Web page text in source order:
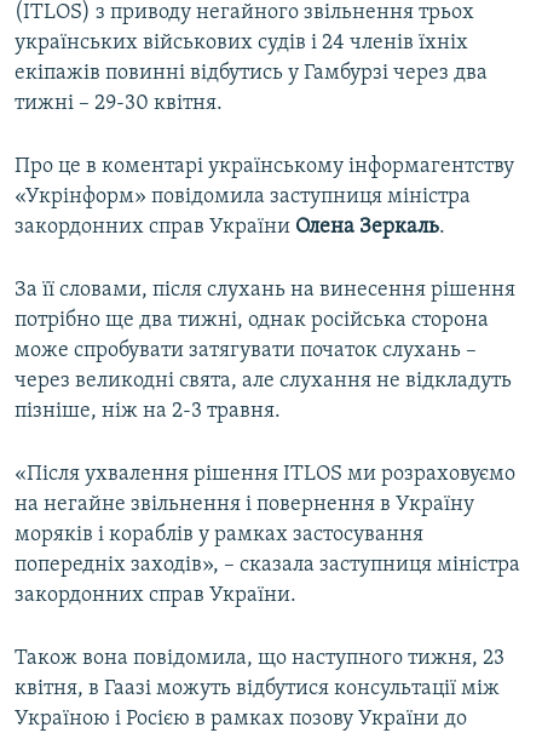
Усі сайти RFE/RL
(ITLOS) з приводу негайного звільнення трьох
українських військових судів і 24 членів їхніх
екіпажів повинні відбутись у Гамбурзі через два
тижні – 29-30 квітня.
Про це в коментарі українському інформагентству
«Укрінформ» повідомила заступниця міністра
закордонних справ України Олена Зеркаль.
За її словами, після слухань на винесення рішення
потрібно ще два тижні, однак російська сторона
може спробувати затягувати початок слухань –
через великодні свята, але слухання не відкладуть
пізніше, ніж на 2-3 травня.
«Після ухвалення рішення ITLOS ми розраховуємо
на негайне звільнення і повернення в Україну
моряків і кораблів у рамках застосування
попередніх заходів», – сказала заступниця міністра
закордонних справ України.
Також вона повідомила, що наступного тижня, 23
квітня, в Гаазі можуть відбутися консультації між
Україною і Росією в рамках позову України до